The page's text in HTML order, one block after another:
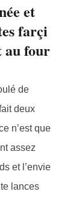
et
farçi
au four
de
deux
n’est que
assez
et l’envie
lances